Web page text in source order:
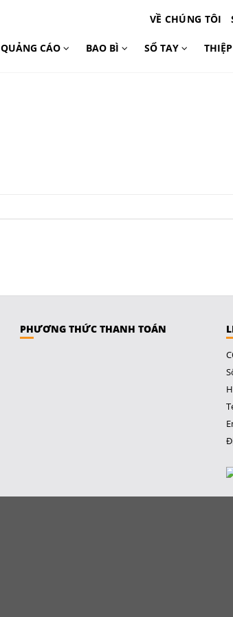
VỀ CHÚNG TÔI
QUẢNG CÁO BAO BÌ SỔ TAY THIỆP
PHƯƠNG THỨC THANH TOÁN